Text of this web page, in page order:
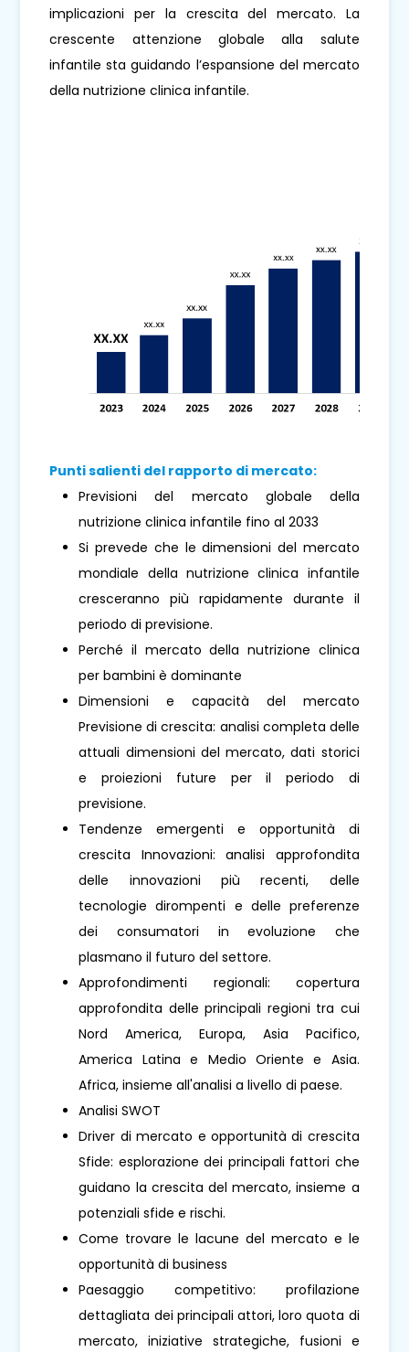
implicazioni per la crescita del mercato. La
crescente attenzione globale alla salute
infantile sta guidando l’espansione del mercato
della nutrizione clinica infantile.
Punti salienti del rapporto di mercato:
Previsioni del mercato globale della
nutrizione clinica infantile fino al 2033
Si prevede che le dimensioni del mercato
mondiale della nutrizione clinica infantile
cresceranno più rapidamente durante il
periodo di previsione.
Perché il mercato della nutrizione clinica
per bambini è dominante
Dimensioni e capacità del mercato
Previsione di crescita: analisi completa delle
attuali dimensioni del mercato, dati storici
e proiezioni future per il periodo di
previsione.
Tendenze emergenti e opportunità di
crescita Innovazioni: analisi approfondita
delle innovazioni più recenti, delle
tecnologie dirompenti e delle preferenze
dei consumatori in evoluzione che
plasmano il futuro del settore.
Approfondimenti regionali: copertura
approfondita delle principali regioni tra cui
Nord America, Europa, Asia Pacifico,
America Latina e Medio Oriente e Asia.
Africa, insieme all'analisi a livello di paese.
Analisi SWOT
Driver di mercato e opportunità di crescita
Sfide: esplorazione dei principali fattori che
guidano la crescita del mercato, insieme a
potenziali sfide e rischi.
Come trovare le lacune del mercato e le
opportunità di business
Paesaggio competitivo: profilazione
dettagliata dei principali attori, loro quota di
mercato, iniziative strategiche, fusioni e